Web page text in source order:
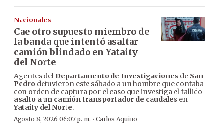
Nacionales
Cae otro supuesto miembro de
la banda que intentó asaltar
camión blindado en Yataity
del Norte
Agentes del Departamento de Investigaciones de San
Pedro detuvieron este sábado a un hombre que contaba
con orden de captura por el caso que investiga el fallido
asalto a un camión transportador de caudales en
Yataity del Norte.
Agosto 8, 2026 06:07 p. m. · Carlos Aquino